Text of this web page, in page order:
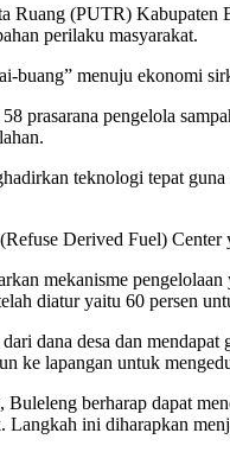
Ruang (PUTR)
perilaku masyarakat.
menuju ekonomi
prasarana pengelola
teknologi tepat
Derived Fuel)
mekanisme
diatur yaitu 60 persen
dana desa dan
ke lapangan untuk
berharap dapat
ini diharapkan